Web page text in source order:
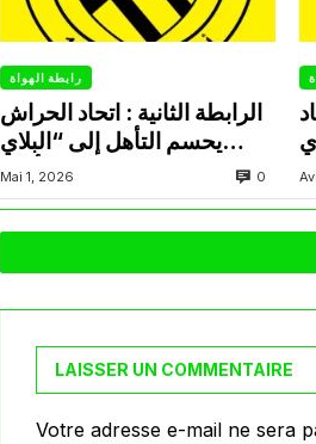
رابطة الهواة
الرابطة الثانية : اتحاد الحراش
يحسم التأهل إلى “البلاي
أوف”
Mai 1, 2026 0
LAISSER UN COMMENTAIRE
Votre adresse e-mail ne sera